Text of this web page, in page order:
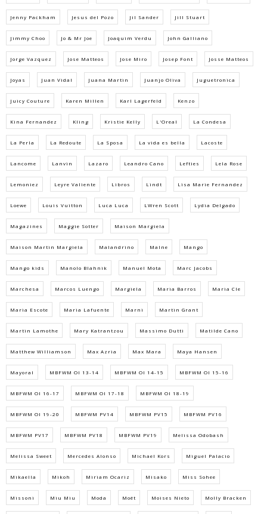
Jenny Packham Jesus del Pozo Jil Sander Jill Stuart
Jimmy Choo Jo & Mr Joe Joaquim Verdu John Galliano
Jorge Vazquez Jose Matteos Jose Miro Josep Font Josse Matteos
Joyas Juan Vidal Juana Martin Juanjo Oliva Juguetronica
Juicy Couture Karen Millen Karl Lagerfeld Kenzo
Kina Fernandez Kling Kristie Kelly L'Oreal La Condesa
La Perla La Redoute La Sposa La vida es bella Lacoste
Lancome Lanvin Lazaro Leandro Cano Lefties Lela Rose
Lemoniez Leyre Valiente Libros Lindt Lisa Marie Fernandez
Loewe Louis Vuitton Luca Luca LWren Scott Lydia Delgado
Magazines Maggie Sotter Maison Margiela
Maison Martin Margiela Malandrino Malne Mango
Mango kids Manolo Blahnik Manuel Mota Marc Jacobs
Marchesa Marcos Luengo Margiela Maria Barros Maria Cle
Maria Escote Maria Lafuente Marni Martin Grant
Martin Lamothe Mary Katrantzou Massimo Dutti Matilde Cano
Matthew Williamson Max Azria Max Mara Maya Hansen
Mayoral MBFWM OI 13-14 MBFWM OI 14-15 MBFWM OI 15-16
MBFWM OI 16-17 MBFWM OI 17-18 MBFWM OI 18-19
MBFWM OI 19-20 MBFWM PV14 MBFWM PV15 MBFWM PV16
MBFWM PV17 MBFWM PV18 MBFWM PV19 Melissa Odobash
Melissa Sweet Mercedes Alonso Michael Kors Miguel Palacio
Mikaella Mikoh Miriam Ocariz Misako Miss Sohee
Missoni Miu Miu Moda Moët Moises Nieto Molly Bracken